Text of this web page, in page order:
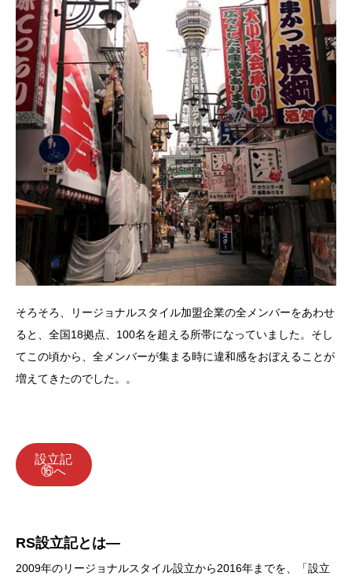
そろそろ、リージョナルスタイル加盟企業の全メンバーをあわせ
ると、全国18拠点、100名を超える所帯になっていました。そし
てこの頃から、全メンバーが集まる時に違和感をおぼえることが
増えてきたのでした。。
設立記
⑯へ
RS設立記とは―
2009年のリージョナルスタイル設立から2016年までを、「設立